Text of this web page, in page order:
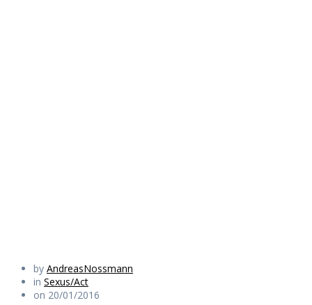
by AndreasNossmann
in Sexus/Act
on 20/01/2016